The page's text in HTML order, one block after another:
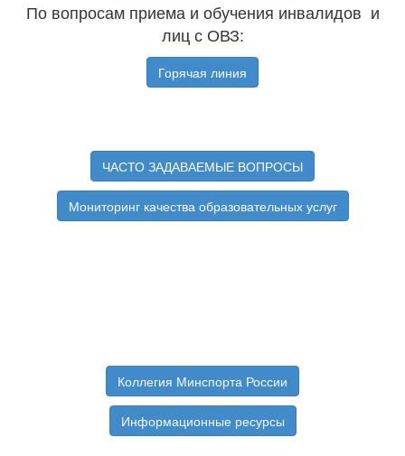
По вопросам приема и обучения инвалидов и
лиц с ОВЗ:
Горячая линия
ЧАСТО ЗАДАВАЕМЫЕ ВОПРОСЫ
Мониторинг качества образовательных услуг
Коллегия Минспорта России
Информационные ресурсы